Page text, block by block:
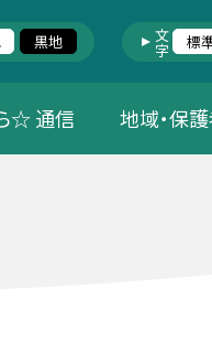
黒地 文字 標
☆ 通信 地域・保